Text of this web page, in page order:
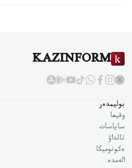
KAZINFORM
بوليمدەر
وقيعا
ساياسات
تالداۋ
ەكونوميكا
الەمدە